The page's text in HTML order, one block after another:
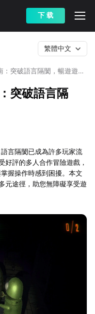
下 载
：突破語言隔閡，暢遊遊戲
繁體中文
突破語言隔
言隔閡已成為許多玩家流
好評的多人合作冒險遊戲，
握操作時感到困擾。本文
元途徑，助您無障礙享受遊